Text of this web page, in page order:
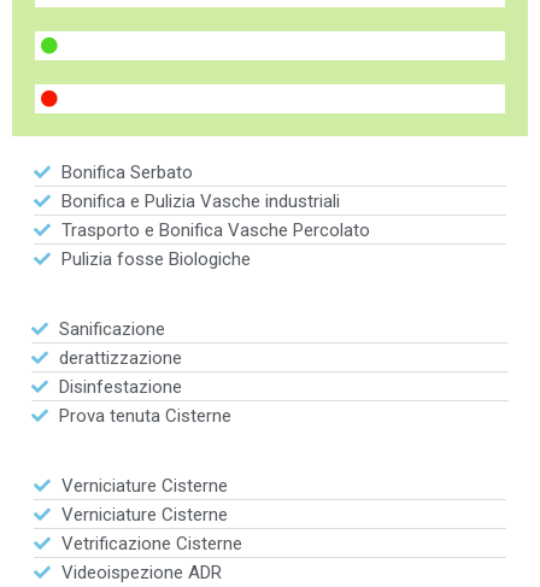
Bonifica Serbato
Bonifica e Pulizia Vasche industriali
Trasporto e Bonifica Vasche Percolato
Pulizia fosse Biologiche
Sanificazione
derattizzazione
Disinfestazione
Prova tenuta Cisterne
Verniciature Cisterne
Verniciature Cisterne
Vetrificazione Cisterne
Videoispezione ADR